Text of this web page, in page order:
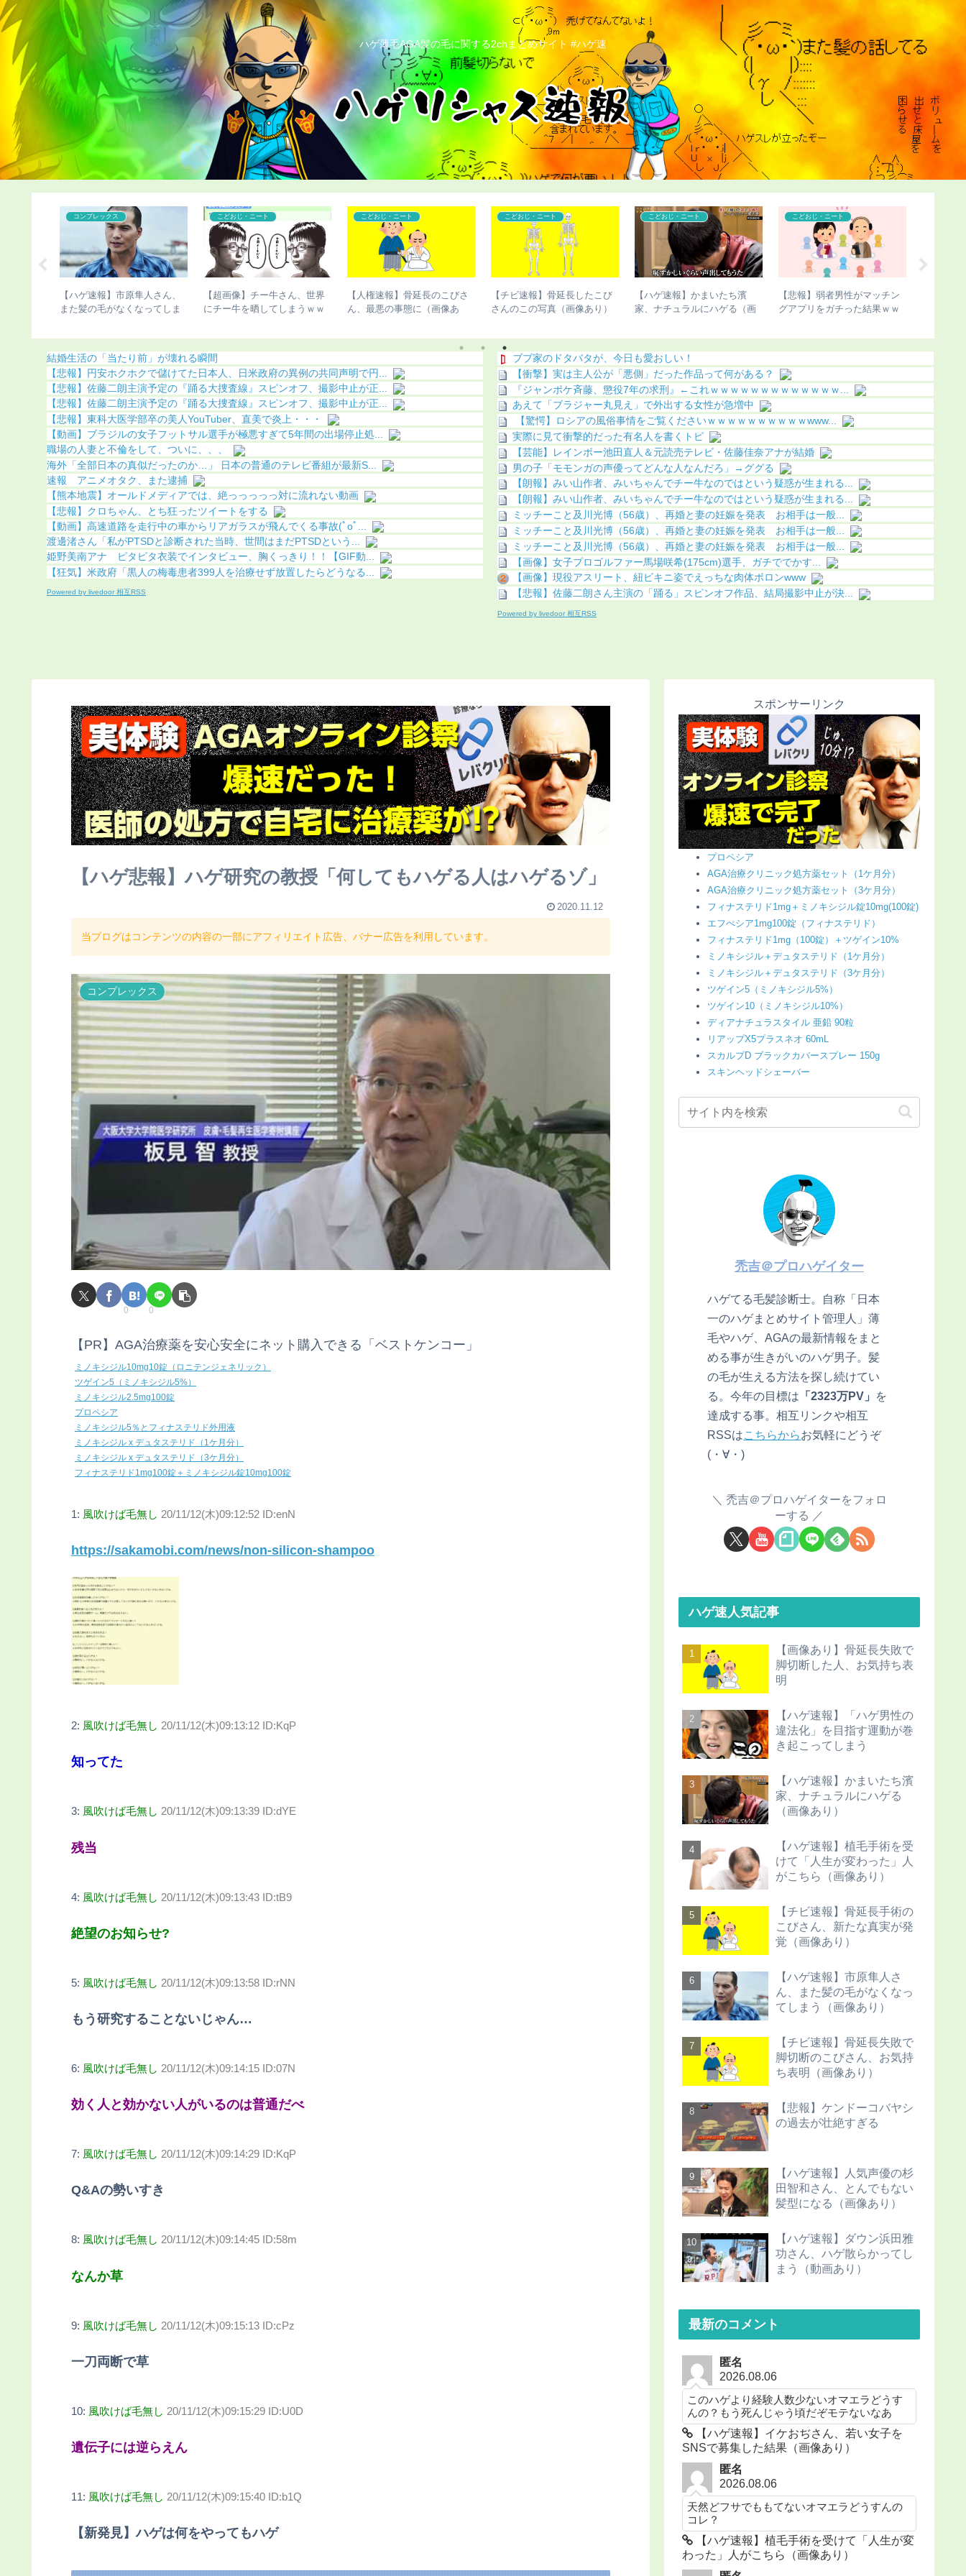
ハゲ薄毛AGA髪の毛に関する2chまとめサイト #ハゲ速
カツラ
【ハゲ速報】人気声優の杉田
智和さん、とんでもない髪型
こどおじ・ニート
【ハゲ速報】ハゲたら人生終
了するという現実ｗｗｗ
コンプレックス
【ハゲ速報】「ハゲ男性の違
法化」を目指す運動が巻き起
こどおじ・ニート
【チビ速報】骨延長失敗で脚
切断のこびさん、お気持ち表
コンプレックス
【悲報】ケンドーコバヤシの
過去が壮絶すぎる
コンプレックス
【ハゲ速報】イケおぢさん、
若い女子をSNSで募集した結
結婚生活の「当たり前」が壊れる瞬間
【悲報】円安ホクホクで儲けてた日本人、日米政府の異例の共同声明で円...
【悲報】佐藤二朗主演予定の『踊る大捜査線』スピンオフ、撮影中止が正...
【悲報】佐藤二朗主演予定の『踊る大捜査線』スピンオフ、撮影中止が正...
【悲報】東科大医学部卒の美人YouTuber、直美で炎上・・・
【動画】ブラジルの女子フットサル選手が極悪すぎて5年間の出場停止処...
職場の人妻と不倫をして、ついに、、、
海外「全部日本の真似だったのか…」 日本の普通のテレビ番組が最新S...
速報 アニメオタク、また逮捕
【熊本地震】オールドメディアでは、絶っっっっっ対に流れない動画
【悲報】クロちゃん、とち狂ったツイートをする
【動画】高速道路を走行中の車からリアガラスが飛んでくる事故(ﾟoﾟ...
渡邊渚さん「私がPTSDと診断された当時、世間はまだPTSDという...
姫野美南アナ ピタピタ衣装でインタビュー、胸くっきり！！【GIF動...
【狂気】米政府「黒人の梅毒患者399人を治療せず放置したらどうなる...
Powered by livedoor 相互RSS
ブブ家のドタバタが、今日も愛おしい！
【衝撃】実は主人公が「悪側」だった作品って何がある？
『ジャンポケ斉藤、懲役7年の求刑』←これｗｗｗｗｗｗｗｗｗｗｗｗｗ...
あえて「ブラジャー丸見え」で外出する女性が急増中
【驚愕】ロシアの風俗事情をご覧くださいｗｗｗｗｗｗｗｗｗｗwww...
実際に見て衝撃的だった有名人を書くトピ
【芸能】レインボー池田直人＆元読売テレビ・佐藤佳奈アナが結婚
男の子「モモンガの声優ってどんな人なんだろ」→ググる
【朗報】みい山作者、みいちゃんでチー牛なのではという疑惑が生まれる...
【朗報】みい山作者、みいちゃんでチー牛なのではという疑惑が生まれる...
ミッチーこと及川光博（56歳）、再婚と妻の妊娠を発表 お相手は一般...
ミッチーこと及川光博（56歳）、再婚と妻の妊娠を発表 お相手は一般...
ミッチーこと及川光博（56歳）、再婚と妻の妊娠を発表 お相手は一般...
【画像】女子プロゴルファー馬場咲希(175cm)選手、ガチででかす...
【画像】現役アスリート、紐ビキニ姿でえっちな肉体ボロンwww
【悲報】佐藤二朗さん主演の「踊る」スピンオフ作品、結局撮影中止が決...
Powered by livedoor 相互RSS
【ハゲ悲報】ハゲ研究の教授「何してもハゲる人はハゲるゾ」
2020.11.12
当ブログはコンテンツの内容の一部にアフィリエイト広告、バナー広告を利用しています。
コンプレックス
0 0
【PR】AGA治療薬を安心安全にネット購入できる「ベストケンコー」
ミノキシジル10mg10錠（ロニテンジェネリック）
ツゲイン5（ミノキシジル5%）
ミノキシジル2.5mg100錠
プロペシア
ミノキシジル5％とフィナステリド外用液
ミノキシジル x デュタステリド（1ケ月分）
ミノキシジル x デュタステリド（3ケ月分）
フィナステリド1mg100錠＋ミノキシジル錠10mg100錠
1: 風吹けば毛無し 20/11/12(木)09:12:52 ID:enN
https://sakamobi.com/news/non-silicon-shampoo
2: 風吹けば毛無し 20/11/12(木)09:13:12 ID:KqP
知ってた
3: 風吹けば毛無し 20/11/12(木)09:13:39 ID:dYE
残当
4: 風吹けば毛無し 20/11/12(木)09:13:43 ID:tB9
絶望のお知らせ?
5: 風吹けば毛無し 20/11/12(木)09:13:58 ID:rNN
もう研究することないじゃん…
6: 風吹けば毛無し 20/11/12(木)09:14:15 ID:07N
効く人と効かない人がいるのは普通だべ
7: 風吹けば毛無し 20/11/12(木)09:14:29 ID:KqP
Q&Aの勢いすき
8: 風吹けば毛無し 20/11/12(木)09:14:45 ID:58m
なんか草
9: 風吹けば毛無し 20/11/12(木)09:15:13 ID:cPz
一刀両断で草
10: 風吹けば毛無し 20/11/12(木)09:15:29 ID:U0D
遺伝子には逆らえん
11: 風吹けば毛無し 20/11/12(木)09:15:40 ID:b1Q
【新発見】ハゲは何をやってもハゲ
スポンサーリンク
プロペシア
AGA治療クリニック処方薬セット（1ケ月分）
AGA治療クリニック処方薬セット（3ケ月分）
フィナステリド1mg＋ミノキシジル錠10mg(100錠)
エフぺシア1mg100錠（フィナステリド）
フィナステリド1mg（100錠）＋ツゲイン10%
ミノキシジル＋デュタステリド（1ケ月分）
ミノキシジル＋デュタステリド（3ケ月分）
ツゲイン5（ミノキシジル5%）
ツゲイン10（ミノキシジル10%）
ディアナチュラスタイル 亜鉛 90粒
リアップX5プラスネオ 60mL
スカルプD ブラックカバースプレー 150g
スキンヘッドシェーバー
禿吉＠プロハゲイター
ハゲてる毛髪診断士。自称「日本
一のハゲまとめサイト管理人」薄
毛やハゲ、AGAの最新情報をまと
める事が生きがいのハゲ男子。髪
の毛が生える方法を探し続けてい
る。今年の目標は 「2323万PV」 を
達成する事。相互リンクや相互
RSSはこちらからお気軽にどうぞ
(・∀・)
禿吉＠プロハゲイターをフォロ
ーする
ハゲ速人気記事
【画像あり】骨延長失敗で
脚切断した人、お気持ち表
明
【ハゲ速報】「ハゲ男性の
違法化」を目指す運動が巻
き起こってしまう
【ハゲ速報】かまいたち濱
家、ナチュラルにハゲる
（画像あり）
【ハゲ速報】植毛手術を受
けて「人生が変わった」人
がこちら（画像あり）
【チビ速報】骨延長手術の
こびさん、新たな真実が発
覚（画像あり）
【ハゲ速報】市原隼人さ
ん、また髪の毛がなくなっ
てしまう（画像あり）
【チビ速報】骨延長失敗で
脚切断のこびさん、お気持
ち表明（画像あり）
【悲報】ケンドーコバヤシ
の過去が壮絶すぎる
【ハゲ速報】人気声優の杉
田智和さん、とんでもない
髪型になる（画像あり）
【ハゲ速報】ダウン浜田雅
功さん、ハゲ散らかってし
まう（動画あり）
最新のコメント
匿名
2026.08.06
このハゲより経験人数少ないオマエラどうす
んの？もう死んじゃう頃だぞモテないなあ
【ハゲ速報】イケおぢさん、若い女子を
SNSで募集した結果（画像あり）
匿名
2026.08.06
天然どフサでももてないオマエラどうすんの
コレ？
【ハゲ速報】植毛手術を受けて「人生が変
わった」人がこちら（画像あり）